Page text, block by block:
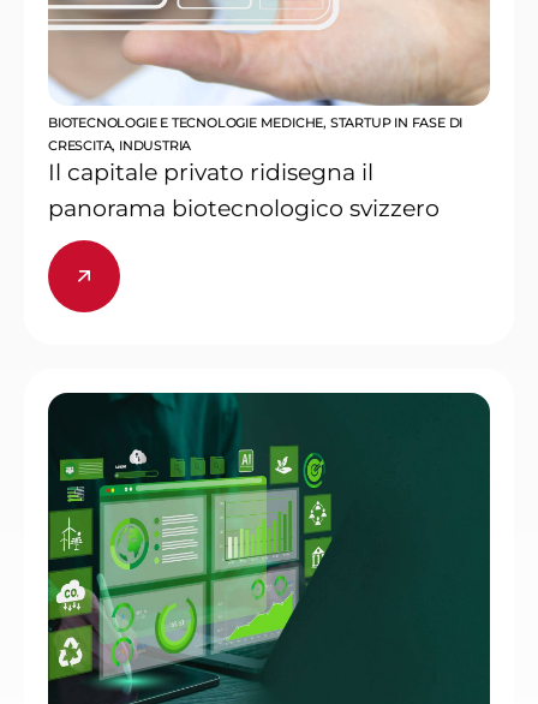
BIOTECNOLOGIE E TECNOLOGIE MEDICHE, STARTUP IN FASE DI
CRESCITA, INDUSTRIA
Il capitale privato ridisegna il
panorama biotecnologico svizzero